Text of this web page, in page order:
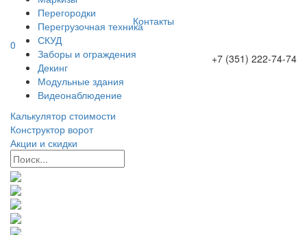
Контакты
0
+7 (351) 222-74-74
Перегородки
Перегрузочная техника
СКУД
Заборы и ограждения
Декинг
Модульные здания
Видеонаблюдение
Калькулятор стоимости
Конструктор ворот
Акции и скидки